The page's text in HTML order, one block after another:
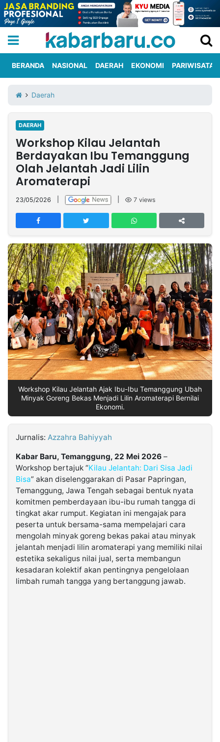
Iklan
Berita
Kami
Nasional
International
Olahraga
Entertainment
Daerah
Pariwisata
Kuliner
Kolom
Network
PT
TREETAN
MULTIMEDIA
INDONESIA
Partner
Insight
NTB
Suara
Time
Lens
IDN
Daily
Jogja
Jalan
Rakyat
Idealita
News
Kita
Notice
Dinamikapost.com
Radar
Baru
Seedbacklink
Follow
Kabarbaru
Kabarbaru.co
2026
Kabarbaru
Media
Holding
BERANDA NASIONAL DAERAH EKONOMI PARIWISATA
Daerah
DAERAH
Workshop Kilau Jelantah
Berdayakan Ibu Temanggung
Olah Jelantah Jadi Lilin
Aromaterapi
23/05/2026 7 views
Workshop Kilau Jelantah Ajak Ibu-Ibu Temanggung Ubah
Minyak Goreng Bekas Menjadi Lilin Aromaterapi Bernilai
Ekonomi.
Jurnalis: Azzahra Bahiyyah
Kabar Baru, Temanggung, 22 Mei 2026 –
Workshop bertajuk “Kilau Jelantah: Dari Sisa Jadi
Bisa” akan diselenggarakan di Pasar Papringan,
Temanggung, Jawa Tengah sebagai bentuk nyata
komitmen pemberdayaan ibu-ibu rumah tangga di
tingkat akar rumput. Kegiatan ini mengajak para
peserta untuk bersama-sama mempelajari cara
mengolah minyak goreng bekas pakai atau minyak
jelantah menjadi lilin aromaterapi yang memiliki nilai
estetika sekaligus nilai jual, serta membangun
kesadaran kolektif akan pentingnya pengelolaan
limbah rumah tangga yang bertanggung jawab.